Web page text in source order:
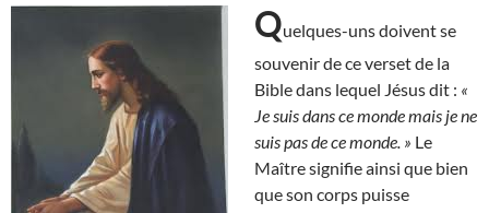
Quelques-uns doivent se
souvenir de ce verset de la
Bible dans lequel Jésus dit : «
Je suis dans ce monde mais je ne
suis pas de ce monde. » Le
Maître signifie ainsi que bien
que son corps puisse